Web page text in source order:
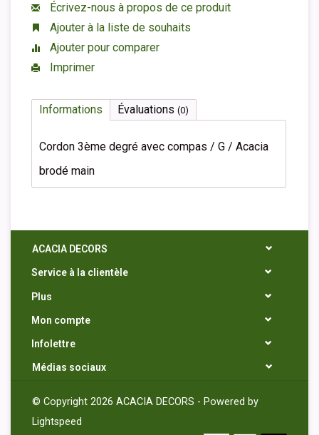
Écrivez-nous à propos de ce produit
Ajouter à la liste de souhaits
Ajouter pour comparer
Imprimer
Informations Évaluations (0)
Cordon 3ème degré avec compas / G / Acacia
brodé main
ACACIA DECORS
Service à la clientèle
Plus
Mon compte
Infolettre
Médias sociaux
© Copyright 2026 ACACIA DECORS - Powered by
Lightspeed